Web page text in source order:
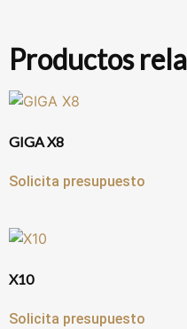
Productos
GIGA X8
Solicita presupuesto
X10
Solicita presupuesto